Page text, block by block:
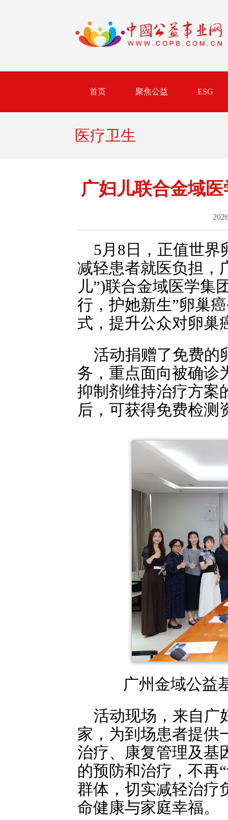
首页 聚焦公益 ESG
医疗卫生
广妇儿联合金域
5月8日，正值世界
减轻患者就医负担，
儿”)联合金域医学集
行，护她新生”卵巢
式，提升公众对卵巢
活动捐赠了免费的
务，重点面向被确诊
抑制剂维持治疗方案
后，可获得免费检测
广州金域公益
活动现场，来自广
家，为到场患者提供
治疗、康复管理及基
的预防和治疗，不再
群体，切实减轻治疗
命健康与家庭幸福。